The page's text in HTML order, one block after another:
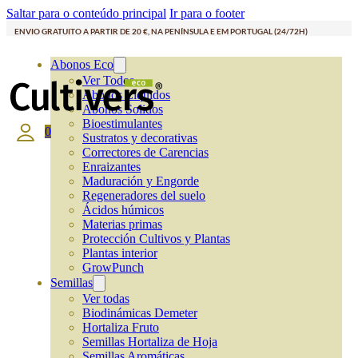
Saltar para o conteúdo principal Ir para o footer
ENVIO GRATUITO A PARTIR DE 20 €, NA PENÍNSULA E EM PORTUGAL (24/72H)
Abonos Eco
Ver Todos
Abonos Líquidos
Abonos Solidos
Bioestimulantes
Sustratos y decorativas
Correctores de Carencias
Enraizantes
Maduración y Engorde
Regeneradores del suelo
Ácidos húmicos
Materias primas
Protección Cultivos y Plantas
Plantas interior
GrowPunch
Semillas
Ver todas
Biodinámicas Demeter
Hortaliza Fruto
Semillas Hortaliza de Hoja
0